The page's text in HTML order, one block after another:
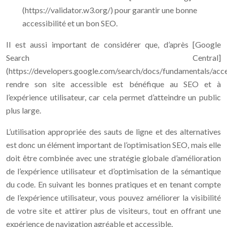
(https://validator.w3.org/) pour garantir une bonne
accessibilité et un bon SEO.
Il est aussi important de considérer que, d’après [Google
Search Central]
(https://developers.google.com/search/docs/fundamentals/
rendre son site accessible est bénéfique au SEO et à
l’expérience utilisateur, car cela permet d’atteindre un public
plus large.
L’utilisation appropriée des sauts de ligne et des alternatives
est donc un élément important de l’optimisation SEO, mais elle
doit être combinée avec une stratégie globale d’amélioration
de l’expérience utilisateur et d’optimisation de la sémantique
du code. En suivant les bonnes pratiques et en tenant compte
de l’expérience utilisateur, vous pouvez améliorer la visibilité
de votre site et attirer plus de visiteurs, tout en offrant une
expérience de navigation agréable et accessible.